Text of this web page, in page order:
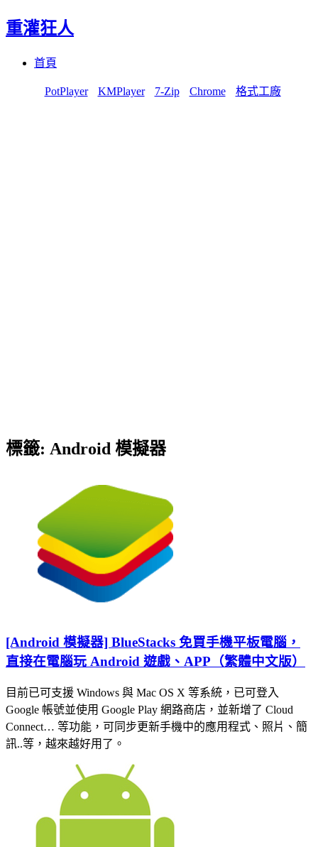
重灌狂人
首頁
PotPlayer KMPlayer 7-Zip Chrome 格式工廠
標籤: Android 模擬器
[Android 模擬器] BlueStacks 免買手機平板電腦，
直接在電腦玩 Android 遊戲、APP（繁體中文版）
目前已可支援 Windows 與 Mac OS X 等系統，已可登入
Google 帳號並使用 Google Play 網路商店，並新增了 Cloud
Connect… 等功能，可同步更新手機中的應用程式、照片、簡
訊..等，越來越好用了。